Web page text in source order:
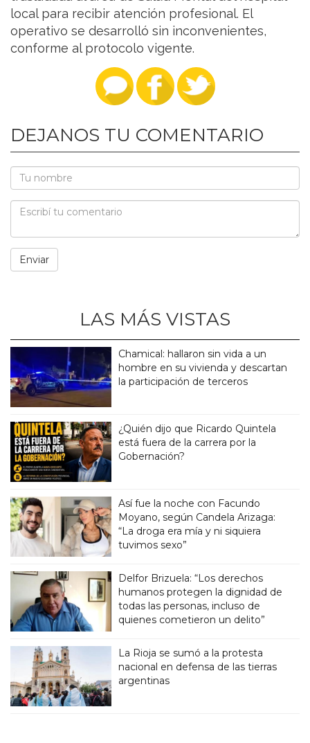
local para recibir atención profesional. El
operativo se desarrolló sin inconvenientes,
conforme al protocolo vigente.
DEJANOS TU COMENTARIO
LAS MÁS VISTAS
Chamical: hallaron sin vida a un
hombre en su vivienda y descartan
la participación de terceros
¿Quién dijo que Ricardo Quintela
está fuera de la carrera por la
Gobernación?
Así fue la noche con Facundo
Moyano, según Candela Arizaga:
“La droga era mía y ni siquiera
tuvimos sexo”
Delfor Brizuela: “Los derechos
humanos protegen la dignidad de
todas las personas, incluso de
quienes cometieron un delito”
La Rioja se sumó a la protesta
nacional en defensa de las tierras
argentinas